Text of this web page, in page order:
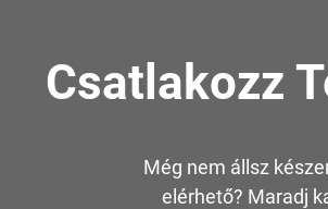
Csatlakozz
Még nem állsz
elérhető? Maradj